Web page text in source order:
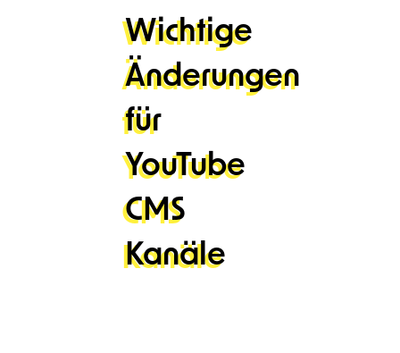
Wichtige
Änderungen
für
YouTube
CMS
Kanäle